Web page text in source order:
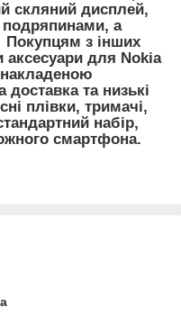
скляний дисплей,
а
Покупцям з інших
аксесуари для Nokia
та низькі
плівки, тримачі,
набір,
смартфона.